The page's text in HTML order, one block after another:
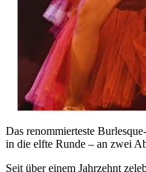
Das renommierteste
in die elfte Runde – an zwei
Seit über einem Jahrzehnt